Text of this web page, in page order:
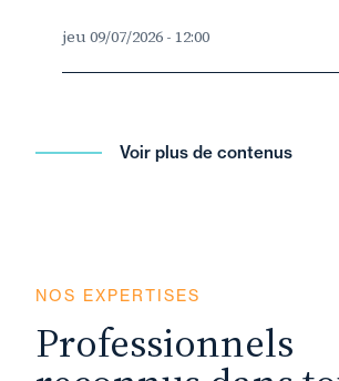
jeu 09/07/2026 - 12:00
Voir plus de contenus
NOS EXPERTISES
Professionnels